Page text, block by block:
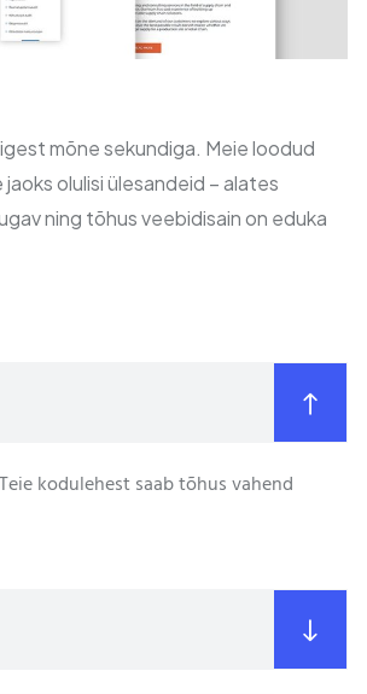
mõne sekundiga. Meie loodud
olulisi ülesandeid – alates
ning tõhusveebidisain on eduka
kodulehest saab tõhus vahend